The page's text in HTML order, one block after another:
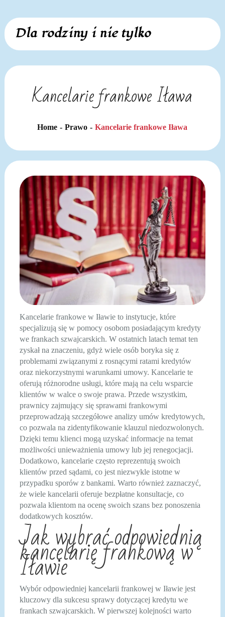
Skip
content
Dla rodziny i nie tylko
Kancelarie frankowe Iława
Home Prawo Kancelarie frankowe Iława
Kancelarie frankowe w Iławie to instytucje, które
specjalizują się w pomocy osobom posiadającym kredyty
we frankach szwajcarskich. W ostatnich latach temat ten
zyskał na znaczeniu, gdyż wiele osób boryka się z
problemami związanymi z rosnącymi ratami kredytów
oraz niekorzystnymi warunkami umowy. Kancelarie te
oferują różnorodne usługi, które mają na celu wsparcie
klientów w walce o swoje prawa. Przede wszystkim,
prawnicy zajmujący się sprawami frankowymi
przeprowadzają szczegółowe analizy umów kredytowych,
co pozwala na zidentyfikowanie klauzul niedozwolonych.
Dzięki temu klienci mogą uzyskać informacje na temat
możliwości unieważnienia umowy lub jej renegocjacji.
Dodatkowo, kancelarie często reprezentują swoich
klientów przed sądami, co jest niezwykle istotne w
przypadku sporów z bankami. Warto również zaznaczyć,
że wiele kancelarii oferuje bezpłatne konsultacje, co
pozwala klientom na ocenę swoich szans bez ponoszenia
dodatkowych kosztów.
Jak wybrać odpowiednią
kancelarię frankową w
Iławie
Wybór odpowiedniej kancelarii frankowej w Iławie jest
kluczowy dla sukcesu sprawy dotyczącej kredytu we
frankach szwajcarskich. W pierwszej kolejności warto